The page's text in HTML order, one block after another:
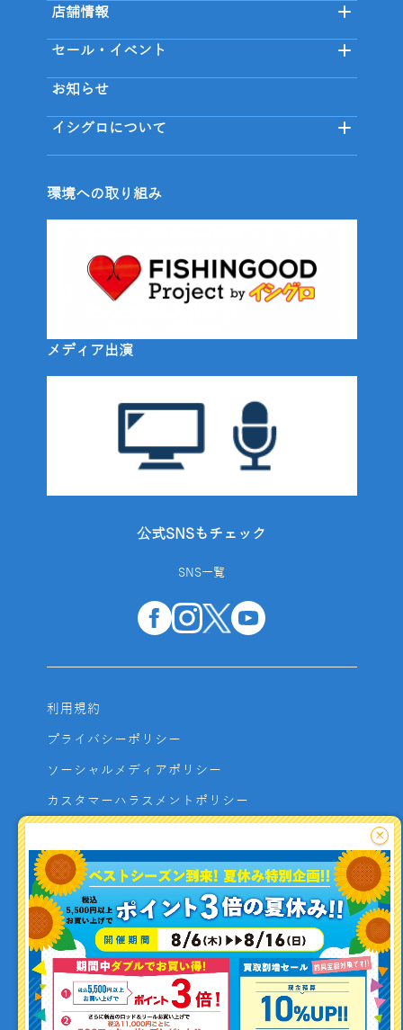
釣り情報を
投稿する
店舗情報
セール・イベント
お知らせ
イシグロについて
環境への取り組み
メディア出演
公式SNSもチェック
SNS一覧
利用規約
プライバシーポリシー
ソーシャルメディアポリシー
カスタマーハラスメントポリシー
よくあるご質問
お問い合わせ
利用者資金の保全方法
×